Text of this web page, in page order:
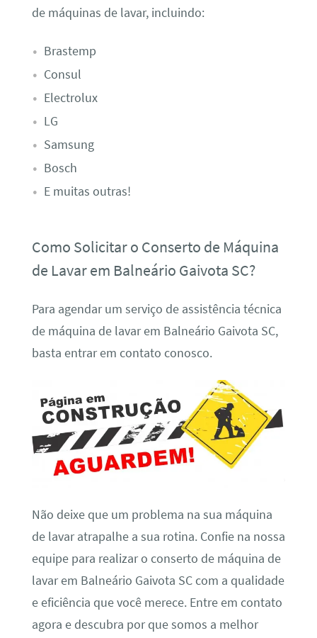
de máquinas de lavar, incluindo:
Brastemp
Consul
Electrolux
LG
Samsung
Bosch
E muitas outras!
Como Solicitar o Conserto de Máquina
de Lavar em Balneário Gaivota SC?
Para agendar um serviço de assistência técnica
de máquina de lavar em Balneário Gaivota SC,
basta entrar em contato conosco.
Não deixe que um problema na sua máquina
de lavar atrapalhe a sua rotina. Confie na nossa
equipe para realizar o conserto de máquina de
lavar em Balneário Gaivota SC com a qualidade
e eficiência que você merece. Entre em contato
agora e descubra por que somos a melhor